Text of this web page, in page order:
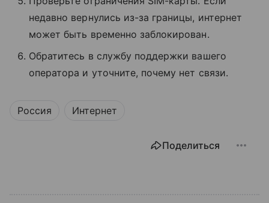
недавно вернулись из-за границы, интернет
может быть временно заблокирован.
Обратитесь в службу поддержки вашего
оператора и уточните, почему нет связи.
Россия Интернет
Поделиться